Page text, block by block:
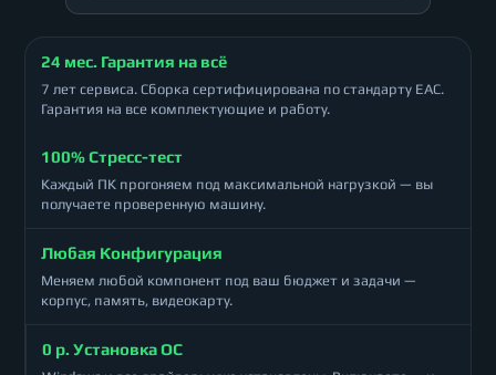
24 мес. Гарантия на всё
7 лет сервиса. Сборка сертифицирована по стандарту ЕАС.
Гарантия на все комплектующие и работу.
100% Стресс-тест
Каждый ПК прогоняем под максимальной нагрузкой — вы
получаете проверенную машину.
Любая Конфигурация
Меняем любой компонент под ваш бюджет и задачи —
корпус, память, видеокарту.
0 р. Установка ОС